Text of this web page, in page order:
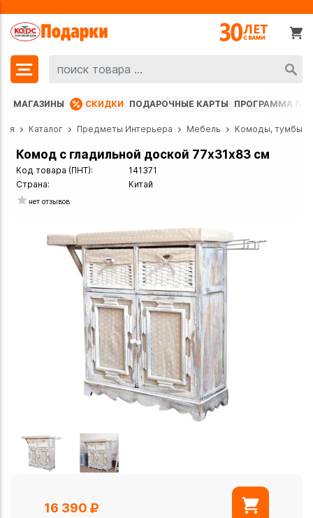
МАГАЗИНЫ СКИДКИ ПОДАРОЧНЫЕ КАРТЫ ПРОГРАММА
Каталог Предметы Интерьера Мебель Комоды, тумбы
Комод с гладильной доской 77х31х83 см
Код товара (ПНТ):
141371
Страна:
Китай
нет отзывов
16 390